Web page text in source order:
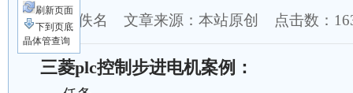
作者：佚名 文章来源：本站原创 点击数：
三菱plc控制步进电机案例：
刷新页面
下到页底
晶体管查询